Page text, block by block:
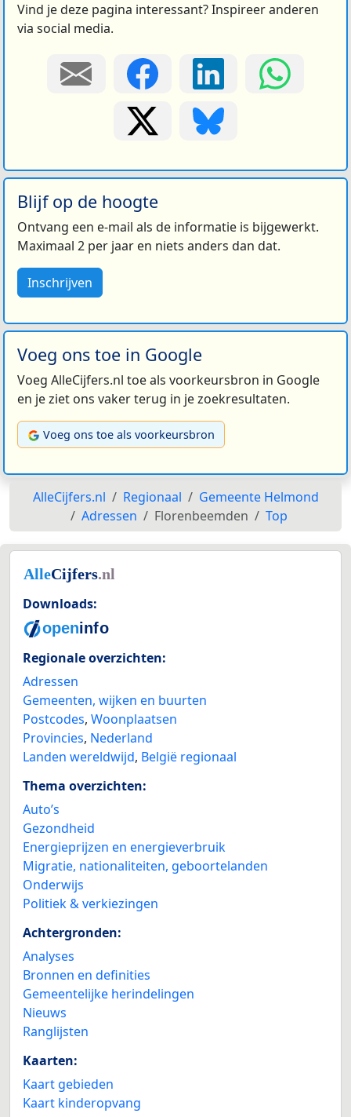
Vind je deze pagina interessant? Inspireer anderen
via social media.
Blijf op de hoogte
Ontvang een e-mail als de informatie is bijgewerkt.
Maximaal 2 per jaar en niets anders dan dat.
Inschrijven
Voeg ons toe in Google
Voeg AlleCijfers.nl toe als voorkeursbron in Google
en je ziet ons vaker terug in je zoekresultaten.
Voeg ons toe als voorkeursbron
AlleCijfers.nl Regionaal
Gemeente Helmond
Adressen
Florenbeemden Top
Downloads:
Regionale overzichten:
Adressen
Gemeenten, wijken en buurten
Postcodes, Woonplaatsen
Provincies, Nederland
Landen wereldwijd, België regionaal
Thema overzichten:
Auto’s
Gezondheid
Energieprijzen en energieverbruik
Migratie, nationaliteiten, geboortelanden
Onderwijs
Politiek & verkiezingen
Achtergronden:
Analyses
Bronnen en definities
Gemeentelijke herindelingen
Nieuws
Ranglijsten
Kaarten:
Kaart gebieden
Kaart kinderopvang